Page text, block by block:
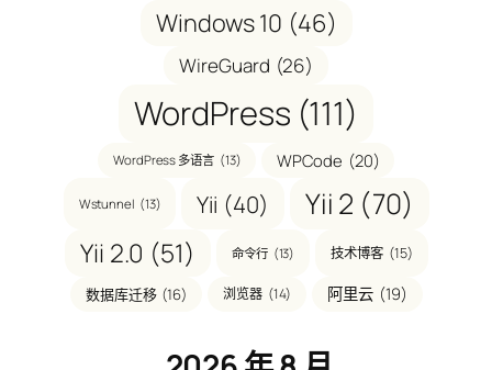
Windows 10 (46)
WireGuard (26)
WordPress (111)
WordPress 多语言 (13) WPCode (20)
Wstunnel (13) Yii (40) Yii 2 (70)
Yii 2.0 (51) 命令行 (13) 技术博客 (15)
数据库迁移 (16) 浏览器 (14) 阿里云 (19)